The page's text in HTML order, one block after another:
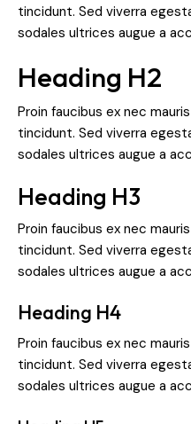
tincidunt. Sed viverra
sodales ultrices augue a
Heading H2
Proin faucibus ex nec
tincidunt. Sed viverra
sodales ultrices augue a
Heading H3
Proin faucibus ex nec
tincidunt. Sed viverra
sodales ultrices augue a
Heading H4
Proin faucibus ex nec
tincidunt. Sed viverra
sodales ultrices augue a